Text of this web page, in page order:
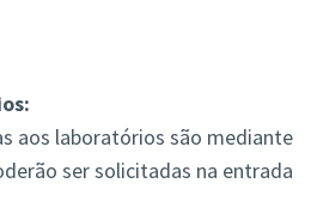
aos laboratórios são mediante
ser solicitadas na entrada